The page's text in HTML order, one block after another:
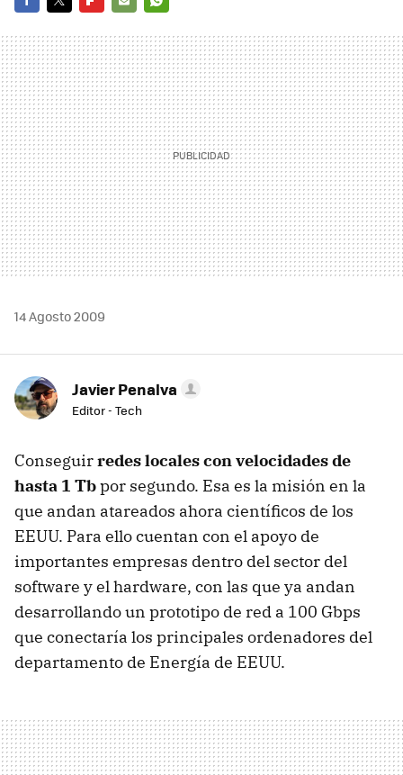
MAIL
14 Agosto 2009
Javier Penalva
Editor - Tech
Conseguirredes locales con velocidades de
hasta 1 Tbpor segundo. Esa es la misión en la
que andan atareados ahora científicos de los
EEUU. Para ello cuentan con el apoyo de
importantes empresas dentro del sector del
software y el hardware, con las que ya andan
desarrollando un prototipo de red a 100 Gbps
que conectaría los principales ordenadores del
departamento de Energía de EEUU.